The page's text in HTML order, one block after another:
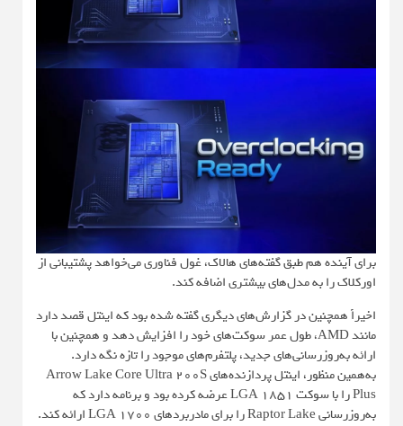
برای آینده هم طبق گفته‌های هالاک، غول فناوری می‌خواهد پشتیبانی از
اورکلاک را به مدل‌های بیشتری اضافه کند.
اخیراً همچنین در گزارش‌های دیگری گفته شده بود که اینتل قصد دارد
مانند AMD، طول عمر سوکت‌های خود را افزایش دهد و همچنین با
ارائه به‌روزرسانی‌های جدید، پلتفرم‌های موجود را تازه نگه دارد.
به‌همین منظور، اینتل پردازنده‌های Arrow Lake Core Ultra 200S
Plus را با سوکت LGA 1851 عرضه کرده بود و برنامه دارد که
به‌روزرسانی Raptor Lake را برای مادربردهای LGA 1700 ارائه کند.